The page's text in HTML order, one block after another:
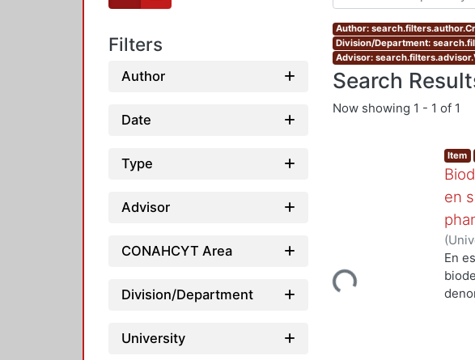
Filters
Author
Date
Type
Advisor
CONAHCYT Area
Division/Department
University
Author:
Division/Department:
Advisor:
Search
Now showing 1 - 1 of 1
Loading...
Item
en
(
de
En